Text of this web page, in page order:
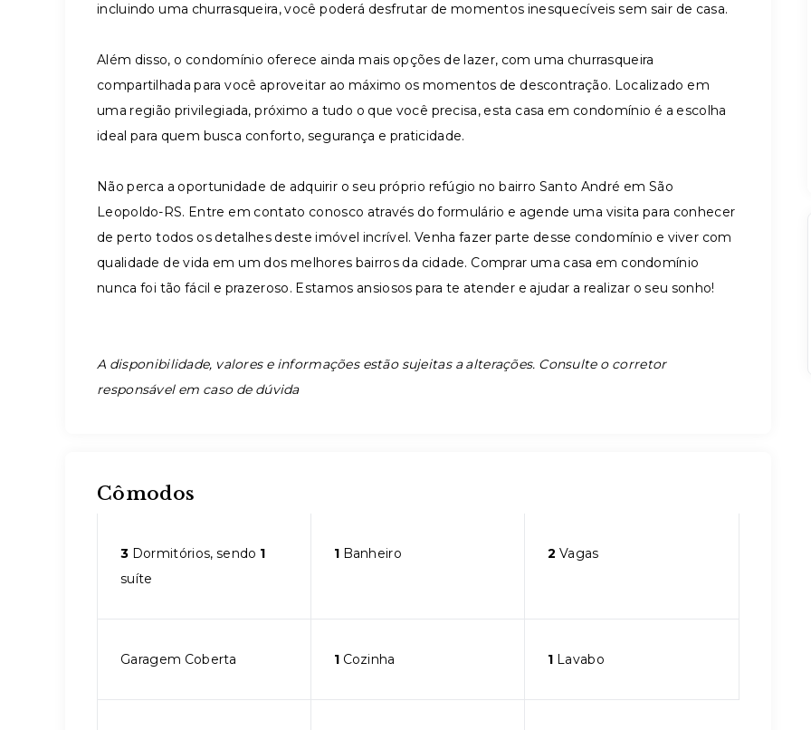
incluindo uma churrasqueira, você poderá desfrutar de momentos inesquecíveis sem sair de casa.
Além disso, o condomínio oferece ainda mais opções de lazer, com uma churrasqueira
compartilhada para você aproveitar ao máximo os momentos de descontração. Localizado em
uma região privilegiada, próximo a tudo o que você precisa, esta casa em condomínio é a escolha
ideal para quem busca conforto, segurança e praticidade.
Não perca a oportunidade de adquirir o seu próprio refúgio no bairro Santo André em São
Leopoldo-RS. Entre em contato conosco através do formulário e agende uma visita para conhecer
de perto todos os detalhes deste imóvel incrível. Venha fazer parte desse condomínio e viver com
qualidade de vida em um dos melhores bairros da cidade. Comprar uma casa em condomínio
nunca foi tão fácil e prazeroso. Estamos ansiosos para te atender e ajudar a realizar o seu sonho!
A disponibilidade, valores e informações estão sujeitas a alterações. Consulte o corretor
responsável em caso de dúvida
Cômodos
3 Dormitórios, sendo 1
suíte
1Banheiro 2 Vagas
Garagem Coberta 1Cozinha 1 Lavabo